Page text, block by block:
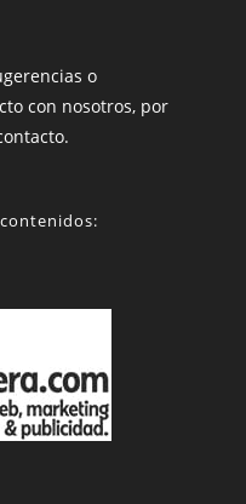
o
con nosotros, por